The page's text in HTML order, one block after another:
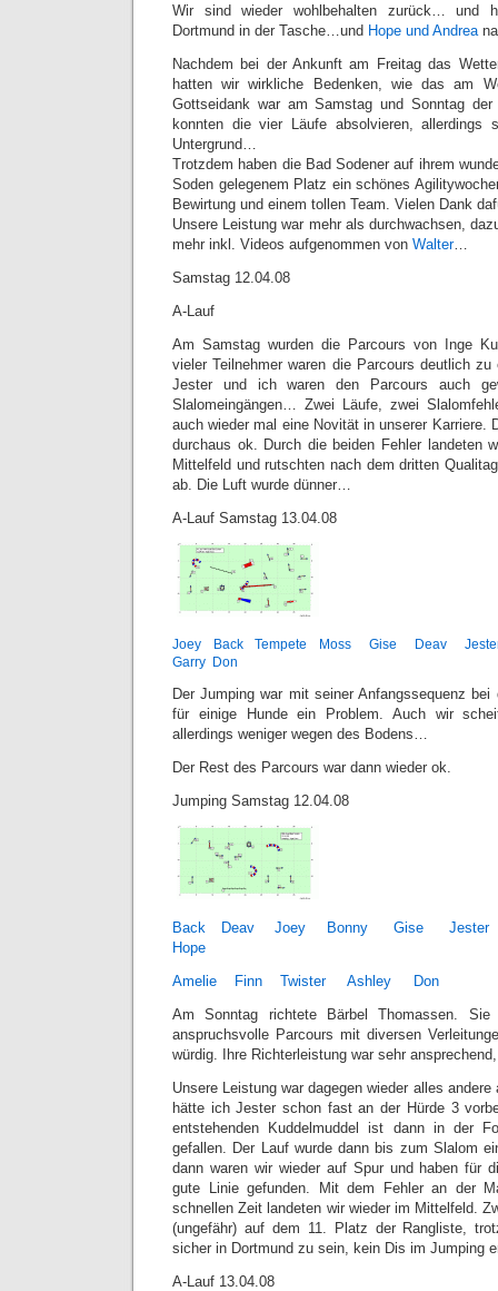
Wir sind wieder wohlbehalten zurück… und
Dortmund in der Tasche…und Hope und Andrea
Nachdem bei der Ankunft am Freitag das
hatten wir wirkliche Bedenken, wie das am
Gottseidank war am Samstag und Sonntag
konnten die vier Läufe absolvieren, allerdings
Untergrund…
Trotzdem haben die Bad Sodener auf ihrem
Soden gelegenem Platz ein schönes
Bewirtung und einem tollen Team. Vielen Dank
Unsere Leistung war mehr als durchwachsen,
mehr inkl. Videos aufgenommen von Walter…
Samstag 12.04.08
A-Lauf
Am Samstag wurden die Parcours von Inge
vieler Teilnehmer waren die Parcours deutlich
Jester und ich waren den Parcours auch
Slalomeingängen… Zwei Läufe, zwei
auch wieder mal eine Novität in unserer Karriere.
durchaus ok. Durch die beiden Fehler landeten
Mittelfeld und rutschten nach dem dritten
ab. Die Luft wurde dünner…
A-Lauf Samstag 13.04.08
Joey Back Tempete Moss Gise Deav
Garry Don
Der Jumping war mit seiner Anfangssequenz bei
für einige Hunde ein Problem. Auch wir
allerdings weniger wegen des Bodens…
Der Rest des Parcours war dann wieder ok.
Jumping Samstag 12.04.08
Back Deav Joey Bonny Gise
Jester
Hope
Amelie
Finn Twister Ashley
Don
Am Sonntag richtete Bärbel Thomassen.
anspruchsvolle Parcours mit diversen
würdig. Ihre Richterleistung war sehr
Unsere Leistung war dagegen wieder alles
hätte ich Jester schon fast an der Hürde 3
entstehenden Kuddelmuddel ist dann in der
gefallen. Der Lauf wurde dann bis zum Slalom
dann waren wir wieder auf Spur und haben für
gute Linie gefunden. Mit dem Fehler an der
schnellen Zeit landeten wir wieder im Mittelfeld.
(ungefähr) auf dem 11. Platz der Rangliste,
sicher in Dortmund zu sein, kein Dis im Jumping
A-Lauf 13.04.08